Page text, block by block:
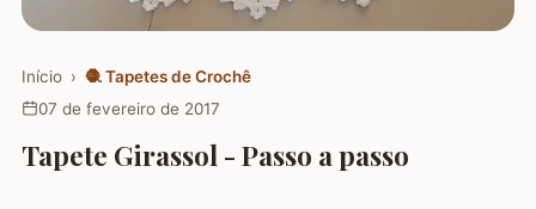
Início › 🧶 Tapetes de Crochê
07 de fevereiro de 2017
Tapete Girassol - Passo a passo